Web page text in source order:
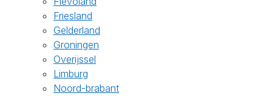
Friesland
Gelderland
Groningen
Overijssel
Limburg
Noord-brabant